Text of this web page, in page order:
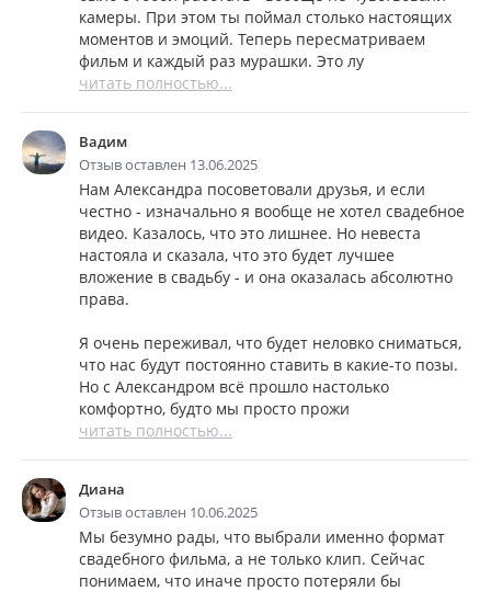
камеры. При этом ты поймал столько настоящих
моментов и эмоций. Теперь пересматриваем
фильм и каждый раз мурашки. Это лу
читать полностью...
Вадим
Отзыв оставлен 13.06.2025
Нам Александра посоветовали друзья, и если
честно - изначально я вообще не хотел свадебное
видео. Казалось, что это лишнее. Но невеста
настояла и сказала, что это будет лучшее
вложение в свадьбу - и она оказалась абсолютно
права.
Я очень переживал, что будет неловко сниматься,
что нас будут постоянно ставить в какие-то позы.
Но с Александром всё прошло настолько
комфортно, будто мы просто прожи
читать полностью...
Диана
Отзыв оставлен 10.06.2025
Мы безумно рады, что выбрали именно формат
свадебного фильма, а не только клип. Сейчас
понимаем, что иначе просто потеряли бы